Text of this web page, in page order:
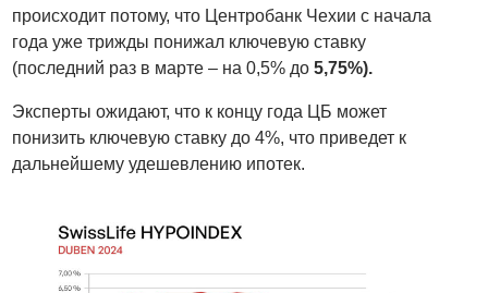
происходит потому, что Центробанк Чехии с начала
года уже трижды понижал ключевую ставку
(последний раз в марте – на 0,5% до5,75%).
Эксперты ожидают, что к концу года ЦБ может
понизить ключевую ставку до 4%, что приведет к
дальнейшему удешевлению ипотек.